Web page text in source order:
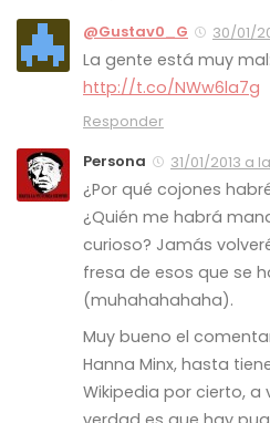
@Gustav0_G
30/01/
La gente está muy
http://t.co/NWw6la7g
Responder
Persona
31/01/2013 a
¿Por qué cojones
¿Quién me habrá
curioso? Jamás
fresa de esos que se
(muhahahahaha).
Muy bueno el
Hanna Minx, hasta
Wikipedia por cierto, a